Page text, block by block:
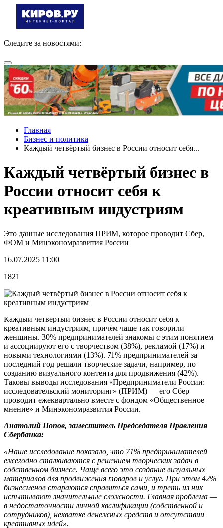
Следите за новостями:
Главная
Бизнес и политика
Каждый четвёртый бизнес в России относит себя...
Каждый четвёртый бизнес в
России относит себя к
креативным индустриям
Это данные исследования ПРИМ, которое проводит Сбер,
ФОМ и Минэкономразвития России
16.07.2025 11:00
1821
Каждый четвёртый бизнес в России относит себя к
креативным индустриям, причём чаще так говорили
женщины. 30% предпринимателей знакомы с этим понятием
и ассоциируют его с творчеством (38%), рекламой (17%) и
новыми технологиями (13%). 71% предпринимателей за
последний год решали творческие задачи, например, по
созданию визуального контента для продвижения (42%).
Таковы выводы исследования «Предприниматели России:
исследовательский мониторинг» (ПРИМ) — его Сбер
проводит ежеквартально вместе с фондом «Общественное
мнение» и Минэкономразвития России.
Анатолий Попов, заместитель Председателя Правления
Сбербанка:
«Наше исследование показало, что 71% предпринимателей
ежегодно сталкиваются с решением творческих задач в
собственном бизнесе. Чаще всего это создание визуальных
материалов для продвижения товаров и услуг. При этом 42%
бизнесменов стараются справиться сами, и треть из них
испытывают значительные сложности. Главная проблема —
в недостаточности личной квалификации (собственной и
сотрудников), нехватке денежных средств и отсутствии
креативных идей».